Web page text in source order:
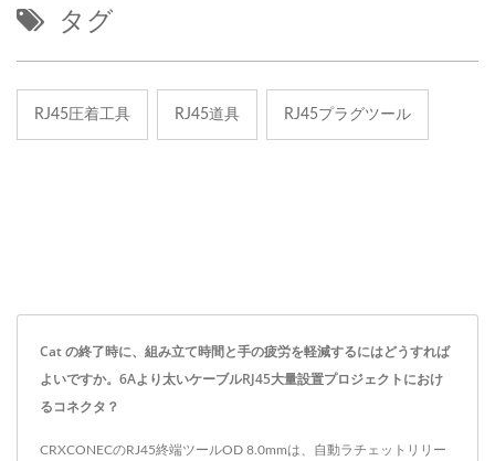
タグ
RJ45圧着工具 RJ45道具 RJ45プラグツール
Cat の終了時に、組み立て時間と手の疲労を軽減するにはどうすれば
よいですか。6Aより太いケーブルRJ45大量設置プロジェクトにおけ
るコネクタ？
CRXCONECのRJ45終端ツールOD 8.0mmは、自動ラチェットリリー